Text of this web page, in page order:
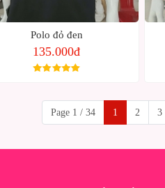
Polo đỏ đen
135.000đ
Page 1 / 34 1 2 3